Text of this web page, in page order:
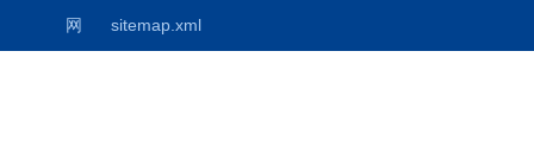
网
sitemap.xml